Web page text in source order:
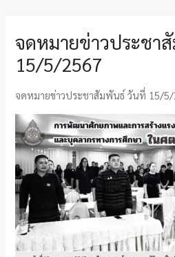
จดหมายข่าวประชา
15/5/2567
จดหมายข่าวประชาสัมพันธ์ วันที่ 15/5/